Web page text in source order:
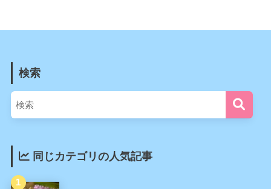
検索
同じカテゴリの人気記事